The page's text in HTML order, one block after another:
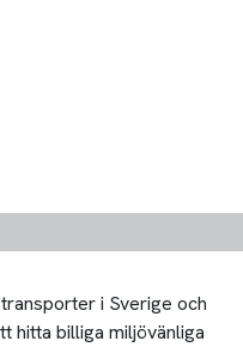
i Sverige och
hitta billiga miljövänliga